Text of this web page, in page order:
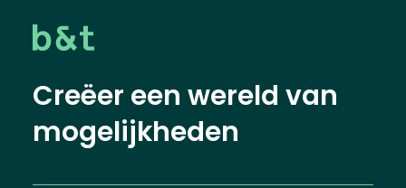
Creëer een wereld van
mogelijkheden